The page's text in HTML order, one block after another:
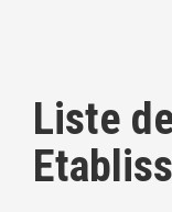
Liste